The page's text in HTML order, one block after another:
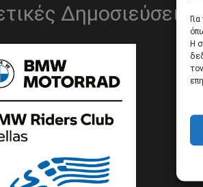
Η
Δημοσιεύσεις